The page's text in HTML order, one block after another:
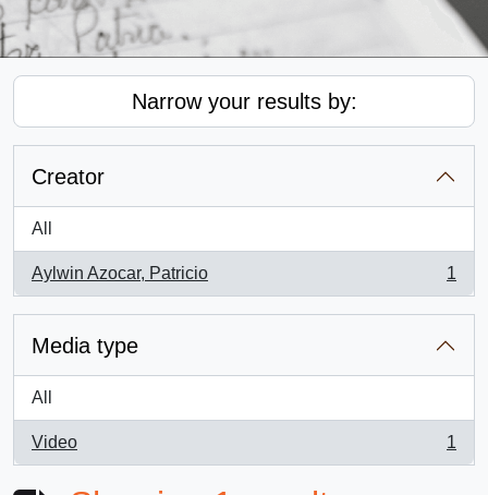
Narrow your results by:
Creator
All
Aylwin Azocar, Patricio
, 1 results
1
Media type
All
Video
, 1 results
1